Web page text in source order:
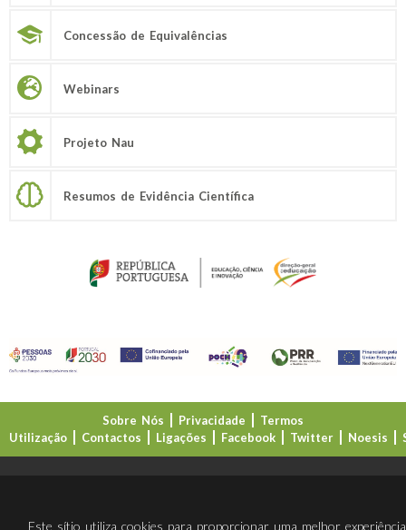
Concessão de Equivalências
Webinars
Projeto Nau
Resumos de Evidência Científica
Sobre Nós Privacidade
Termos
Utilização
Contactos Ligações Facebook Twitter Noesis
Este sítio utiliza cookies para proporcionar uma melhor